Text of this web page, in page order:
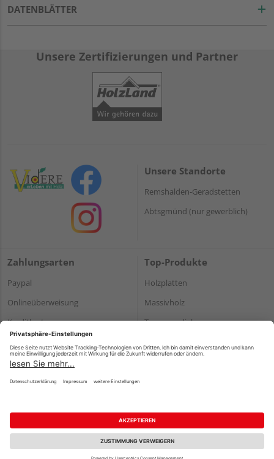
DATENBLÄTTER
Unsere Zertifizierungen und Partner
Unsere Standorte
Remshalden-Geradstetten
Abtsgmünd (nur gewerblich)
Zahlungsarten
Paypal
Onlineüberweisung
Kreditkarte
*Bonität vorausgesetzt
Top-Produkte
Holzplatten
Massivholz
Terrassendielen
Impressum Datenschutz AGB
Barrierefreiheitserklärung
Vertrag widerrufen